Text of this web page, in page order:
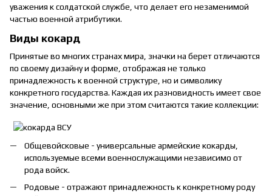
уважения к солдатской службе, что делает его незаменимой
частью военной атрибутики.
Виды кокард
Принятые во многих странах мира, значки на берет отличаются
по своему дизайну и форме, отображая не только
принадлежность к военной структуре, но и символику
конкретного государства. Каждая их разновидность имеет свое
значение, основными же при этом считаются такие коллекции:
Общевойсковые - универсальные армейские кокарды,
используемые всеми военнослужащими независимо от
рода войск.
Родовые - отражают принадлежность к конкретному роду